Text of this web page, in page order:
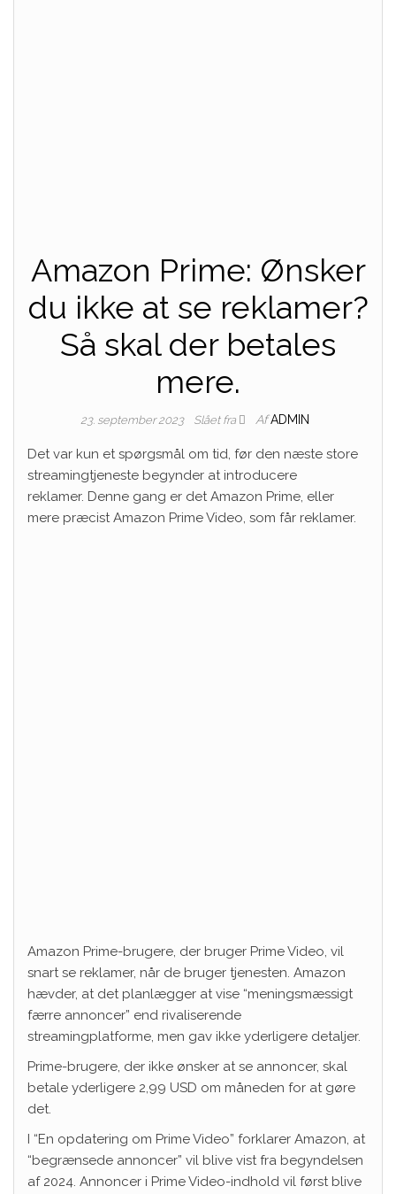
Amazon Prime: Ønsker
du ikke at se reklamer?
Så skal der betales
mere.
23. september 2023 Slået fra Af ADMIN
Det var kun et spørgsmål om tid, før den næste store
streamingtjeneste begynder at introducere
reklamer. Denne gang er det Amazon Prime, eller
mere præcist Amazon Prime Video, som får reklamer.
Amazon Prime-brugere, der bruger Prime Video, vil
snart se reklamer, når de bruger tjenesten. Amazon
hævder, at det planlægger at vise “meningsmæssigt
færre annoncer” end rivaliserende
streamingplatforme, men gav ikke yderligere detaljer.
Prime-brugere, der ikke ønsker at se annoncer, skal
betale yderligere 2,99 USD om måneden for at gøre
det.
I “En opdatering om Prime Video” forklarer Amazon, at
“begrænsede annoncer” vil blive vist fra begyndelsen
af ​​2024. Annoncer i Prime Video-indhold vil først blive